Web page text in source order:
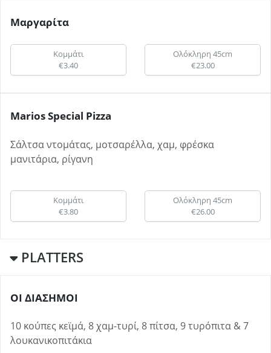
Μαργαρίτα
Κομμάτι
€3.40
Ολόκληρη 45cm
€23.00
Marios Special Pizza
Σάλτσα ντομάτας, μοτσαρέλλα, χαμ, φρέσκα
μανιτάρια, ρίγανη
Κομμάτι
€3.80
Ολόκληρη 45cm
€26.00
PLATTERS
ΟΙ ΔΙΑΣΗΜΟΙ
10 κούπες κεϊμά, 8 χαμ-τυρί, 8 πίτσα, 9 τυρόπιτα & 7
λουκανικοπιτάκια